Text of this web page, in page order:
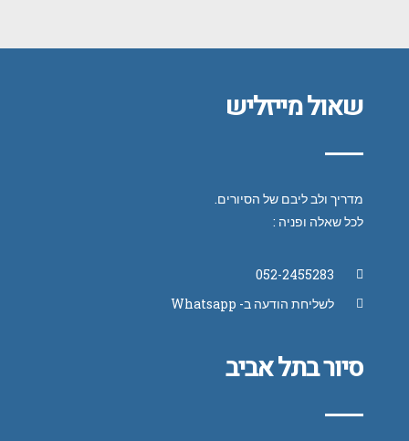
שאול מייזליש
מדריך ולב ליבם של הסיורים.
לכל שאלה ופניה :
052-2455283
לשליחת הודעה ב- Whatsapp
סיור בתל אביב